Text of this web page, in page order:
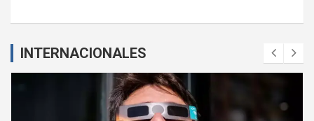
INTERNACIONALES